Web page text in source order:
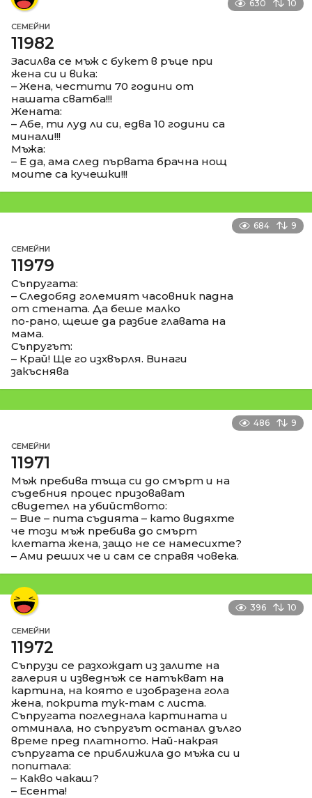
630 10
СЕМЕЙНИ
11982
Засилва се мъж с букет в ръце при
жена си и вика:
– Жена, честити 70 години от
нашата сватба!!!
Жената:
– Абе, ти луд ли си, едва 10 години са
минали!!!
Мъжа:
– Е да, ама след първата брачна нощ
моите са кучешки!!!
684 9
СЕМЕЙНИ
11979
Съпругата:
– Следобяд големият часовник падна
от стената. Да беше малко
по-рано, щеше да разбие главата на
мама.
Съпругът:
– Край! Ще го изхвърля. Винаги
закъснява
486 9
СЕМЕЙНИ
11971
Мъж пребива тъща си до смърт и на
съдебния процес призовават
свидетел на убийството:
– Вие – пита съдията – като видяхте
че този мъж пребива до смърт
клетата жена, защо не се намесихте?
– Ами реших че и сам се справя човека.
396 10
СЕМЕЙНИ
11972
Съпрузи се разхождат из залите на
галерия и изведнъж се натъкват на
картина, на която е изобразена гола
жена, покрита тук-там с листа.
Съпругата погледнала картината и
отминала, но съпругът останал дълго
време пред платното. Най-накрая
съпругата се приближила до мъжа си и
попитала:
– Какво чакаш?
– Есента!